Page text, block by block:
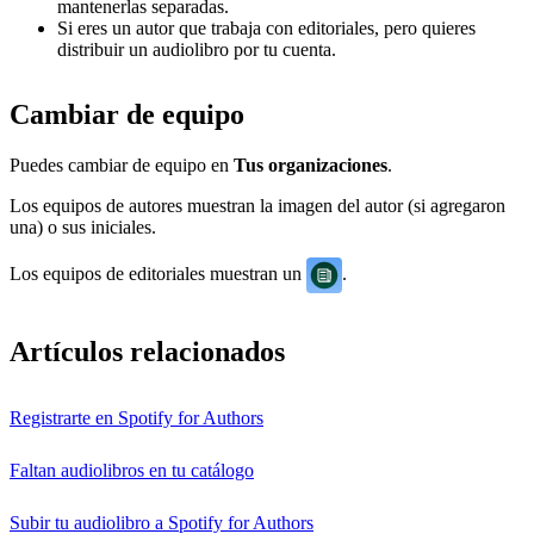
mantenerlas separadas.
Si eres un autor que trabaja con editoriales, pero quieres
distribuir un audiolibro por tu cuenta.
Cambiar de equipo
Puedes cambiar de equipo en Tus organizaciones.
Los equipos de autores muestran la imagen del autor (si agregaron
una) o sus iniciales.
Los equipos de editoriales muestran un
Artículos relacionados
Registrarte en Spotify for Authors
Faltan audiolibros en tu catálogo
Subir tu audiolibro a Spotify for Authors